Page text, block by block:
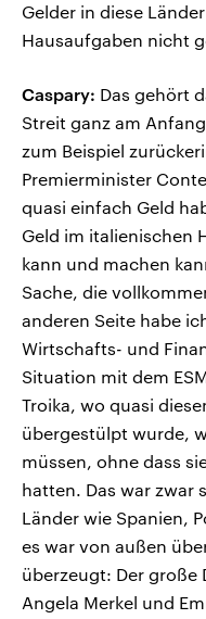
Gelder in diese
Hausaufgaben nicht
Caspary: Das gehört
Streit ganz am
zum Beispiel
Premierminister
quasi einfach Geld
Geld im italienischen
kann und machen
Sache, die
anderen Seite habe
Wirtschafts- und
Situation mit dem
Troika, wo quasi
übergestülpt wurde,
müssen, ohne dass
hatten. Das war zwar
Länder wie Spanien,
es war von außen
überzeugt: Der große
Angela Merkel und